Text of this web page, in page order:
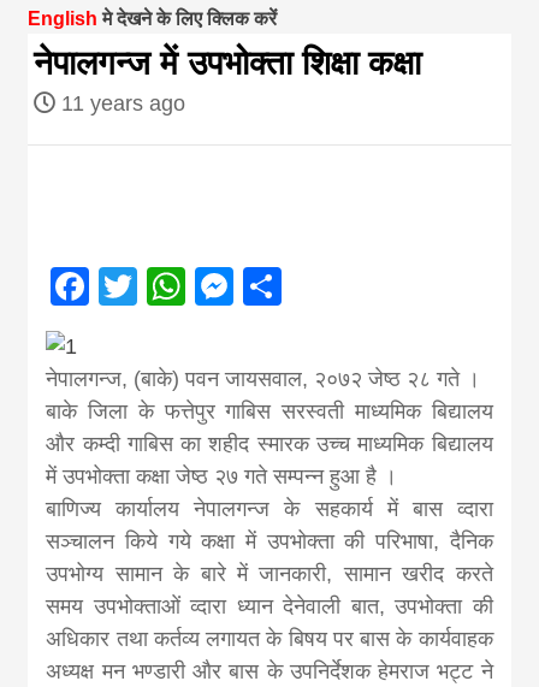
magazine of
Nepal brings
from
news,
khabar
English मे देखने के लिए क्लिक करें
नेपालगन्ज में उपभोक्ता शिक्षा कक्षा
11 years ago
Facebook
Twitter
WhatsApp
Messenger
नेपालगन्ज, (बाके) पवन जायसवाल, २०७२ जेष्ठ २८ गते ।
बाके जिला के फत्तेपुर गाबिस सरस्वती माध्यमिक बिद्यालय
और कम्दी गाबिस का शहीद स्मारक उच्च माध्यमिक बिद्यालय
में उपभोक्ता कक्षा जेष्ठ २७ गते सम्पन्न हुआ है ।
बाणिज्य कार्यालय नेपालगन्ज के सहकार्य में बास व्दारा
सञ्चालन किये गये कक्षा में उपभोक्ता की परिभाषा, दैनिक
उपभोग्य सामान के बारे में जानकारी, सामान खरीद करते
समय उपभोक्ताओं व्दारा ध्यान देनेवाली बात, उपभोक्ता की
अधिकार तथा कर्तव्य लगायत के बिषय पर बास के कार्यवाहक
अध्यक्ष मन भण्डारी और बास के उपनिर्देशक हेमराज भट्ट ने